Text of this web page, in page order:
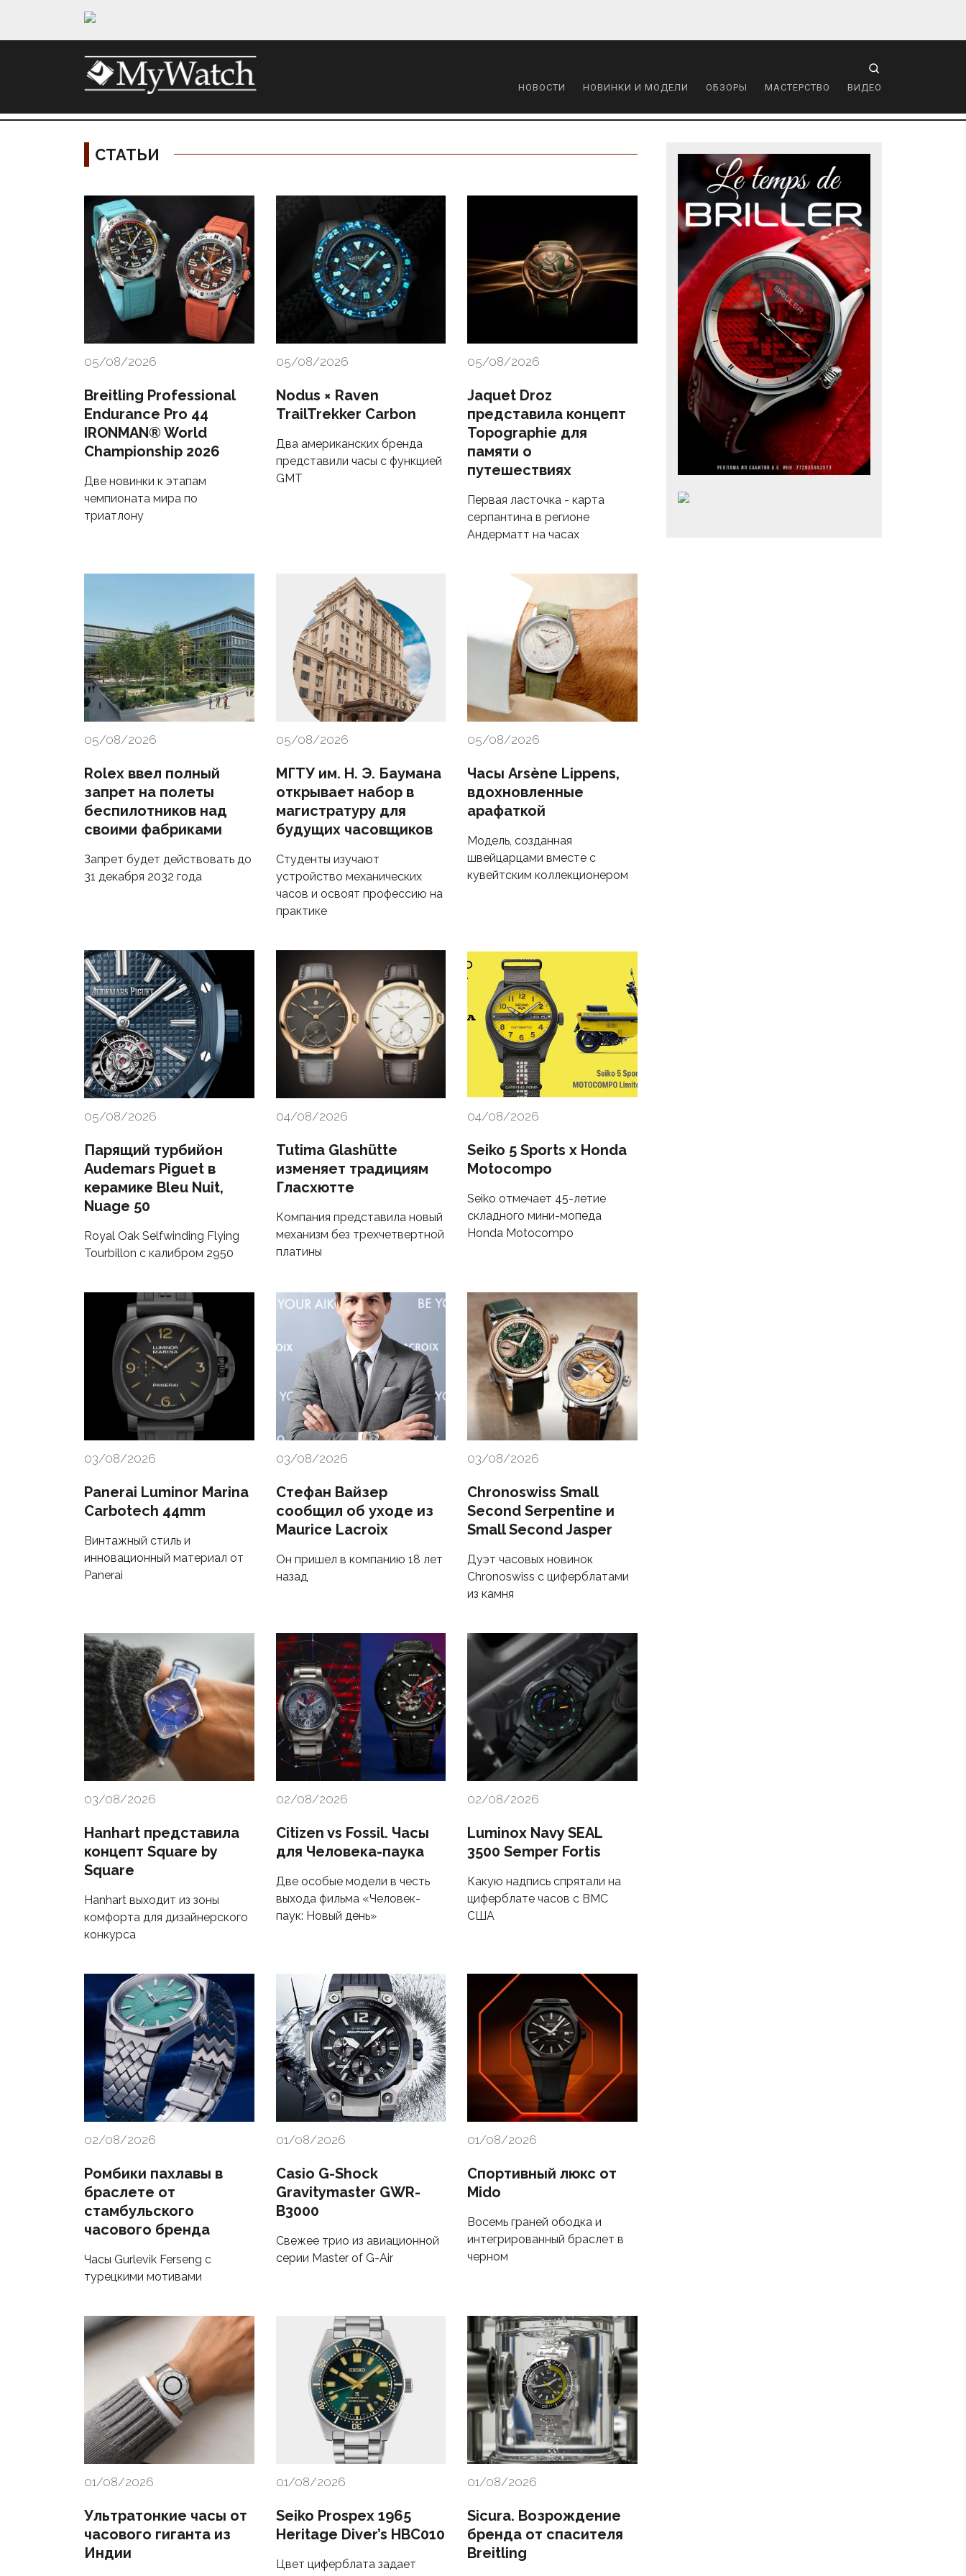
НОВОСТИ НОВИНКИ И МОДЕЛИ ОБЗОРЫ МАСТЕРСТВО ВИДЕО
СТАТЬИ
Материалы
05/08/2026
Breitling Professional
Endurance Pro 44
IRONMAN® World
Championship 2026
Две новинки к этапам
чемпионата мира по
триатлону
05/08/2026
Nodus × Raven
TrailTrekker Carbon
Два американских бренда
представили часы с функцией
GMT
05/08/2026
Jaquet Droz
представила концепт
Topographie для
памяти о
путешествиях
Первая ласточка - карта
серпантина в регионе
Андерматт на часах
05/08/2026
Rolex ввел полный
запрет на полеты
беспилотников над
своими фабриками
Запрет будет действовать до
31 декабря 2032 года
05/08/2026
МГТУ им. Н. Э. Баумана
открывает набор в
магистратуру для
будущих часовщиков
Студенты изучают
устройство механических
часов и освоят профессию на
практике
05/08/2026
Часы Arsène Lippens,
вдохновленные
арафаткой
Модель, созданная
швейцарцами вместе с
кувейтским коллекционером
05/08/2026
Парящий турбийон
Audemars Piguet в
керамике Bleu Nuit,
Nuage 50
Royal Oak Selfwinding Flying
Tourbillon с калибром 2950
04/08/2026
Tutima Glashütte
изменяет традициям
Гласхютте
Компания представила новый
механизм без трехчетвертной
платины
04/08/2026
Seiko 5 Sports x Honda
Motocompo
Seiko отмечает 45-летие
складного мини-мопеда
Honda Motocompo
03/08/2026
Panerai Luminor Marina
Carbotech 44mm
Винтажный стиль и
инновационный материал от
Panerai
03/08/2026
Стефан Вайзер
сообщил об уходе из
Maurice Lacroix
Он пришел в компанию 18 лет
назад
03/08/2026
Chronoswiss Small
Second Serpentine и
Small Second Jasper
Дуэт часовых новинок
Chronoswiss с циферблатами
из камня
03/08/2026
Hanhart представила
концепт Square by
Square
Hanhart выходит из зоны
комфорта для дизайнерского
конкурса
02/08/2026
Citizen vs Fossil. Часы
для Человека-паука
Две особые модели в честь
выхода фильма «Человек-
паук: Новый день»
02/08/2026
Luminox Navy SEAL
3500 Semper Fortis
Какую надпись спрятали на
циферблате часов с ВМС
США
02/08/2026
Ромбики пахлавы в
браслете от
стамбульского
часового бренда
Часы Gurlevik Ferseng с
турецкими мотивами
01/08/2026
Casio G-Shock
Gravitymaster GWR-
B3000
Свежее трио из авиационной
серии Master of G-Air
01/08/2026
Спортивный люкс от
Mido
Восемь граней ободка и
интегрированный браслет в
черном
01/08/2026
Ультратонкие часы от
часового гиганта из
Индии
01/08/2026
Seiko Prospex 1965
Heritage Diver’s HBC010
Цвет циферблата задает
01/08/2026
Sicura. Возрождение
бренда от спасителя
Breitling